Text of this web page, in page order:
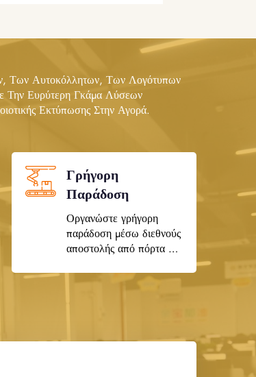
Των Αυτοκόλλητων, Των Λογότυπων
Την Ευρύτερη Γκάμα Λύσεων
Εκτύπωσης Στην Αγορά.
Γρήγορη
Παράδοση
Οργανώστε γρήγορη
παράδοση μέσω διεθνούς
αποστολής από πόρτα σε